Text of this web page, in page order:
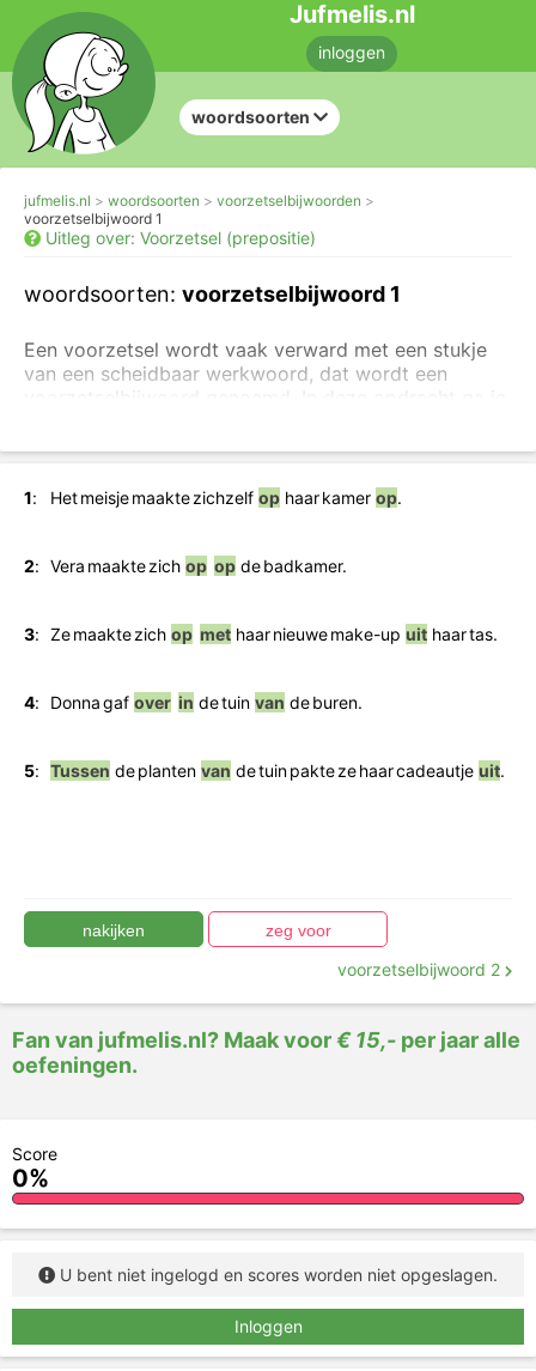
Jufmelis.nl
inloggen
woordsoorten
jufmelis.nl woordsoorten
voorzetselbijwoorden
voorzetselbijwoord 1
Uitleg over: Voorzetsel (prepositie)
woordsoorten: voorzetselbijwoord 1
Een voorzetsel wordt vaak verward met een stukje
van een scheidbaar werkwoord, dat wordt een
uitleg van het voorzetsel, of maakeenvoudige
werkwoorden.
een voorzetsel of een voorzetselbijwoord is.
1: Hetmeisjemaaktezichzelf op haarkamer op.
2: Vera maaktezich op op debadkamer.
3: Zemaaktezich op met haarnieuwemake-up uit haartas.
4: Donnagaf over in detuin van deburen.
5: Tussen deplanten van detuinpaktezehaarcadeautje uit.
voorzetselbijwoord 2
Fan van jufmelis.nl? Maak voor€ 15,- per jaar alle
oefeningen.
U bent niet ingelogd en scores worden niet opgeslagen.
Inloggen
Score
0%